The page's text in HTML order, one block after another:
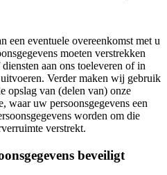
een eventuele overeenkomst met u
moeten verstrekken
aan ons toeleveren of in
Verder maken wij gebruik
opslag van (delen van) onze
waar uw persoonsgegevens een
worden om die
verstrekt.
beveiligt